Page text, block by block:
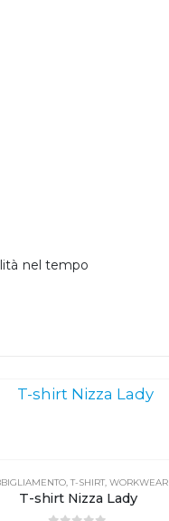
nel tempo
,T-SHIRT, WORKWEAR
T-shirt Nizza Lady